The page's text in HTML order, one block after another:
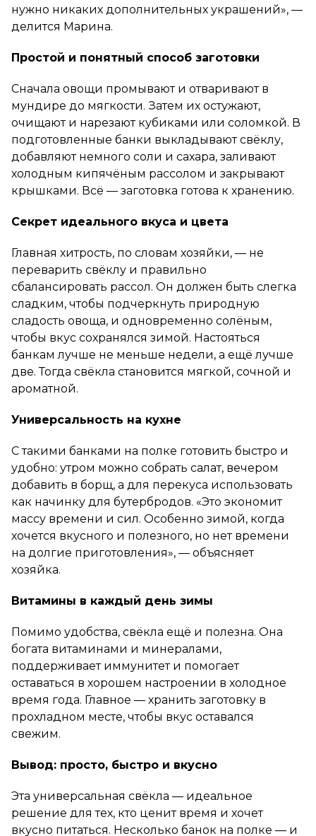
нужно никаких дополнительных украшений», —
делится Марина.
Простой и понятный способ заготовки
Сначала овощи промывают и отваривают в
мундире до мягкости. Затем их остужают,
очищают и нарезают кубиками или соломкой. В
подготовленные банки выкладывают свёклу,
добавляют немного соли и сахара, заливают
холодным кипячёным рассолом и закрывают
крышками. Всё — заготовка готова к хранению.
Секрет идеального вкуса и цвета
Главная хитрость, по словам хозяйки, — не
переварить свёклу и правильно
сбалансировать рассол. Он должен быть слегка
сладким, чтобы подчеркнуть природную
сладость овоща, и одновременно солёным,
чтобы вкус сохранялся зимой. Настояться
банкам лучше не меньше недели, а ещё лучше
две. Тогда свёкла становится мягкой, сочной и
ароматной.
Универсальность на кухне
С такими банками на полке готовить быстро и
удобно: утром можно собрать салат, вечером
добавить в борщ, а для перекуса использовать
как начинку для бутербродов. «Это экономит
массу времени и сил. Особенно зимой, когда
хочется вкусного и полезного, но нет времени
на долгие приготовления», — объясняет
хозяйка.
Витамины в каждый день зимы
Помимо удобства, свёкла ещё и полезна. Она
богата витаминами и минералами,
поддерживает иммунитет и помогает
оставаться в хорошем настроении в холодное
время года. Главное — хранить заготовку в
прохладном месте, чтобы вкус оставался
свежим.
Вывод: просто, быстро и вкусно
Эта универсальная свёкла — идеальное
решение для тех, кто ценит время и хочет
вкусно питаться. Несколько банок на полке — и